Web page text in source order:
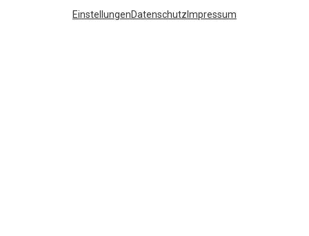
EinstellungenDatenschutz Impressum